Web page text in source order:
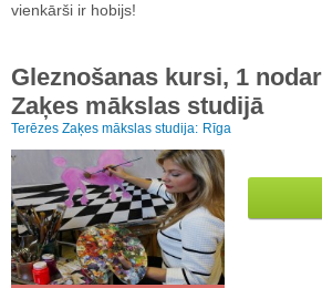
vienkārši ir hobijs!
Gleznošanas kursi, 1
Zaķes mākslas studijā
Terēzes Zaķes mākslas studija: Rīga